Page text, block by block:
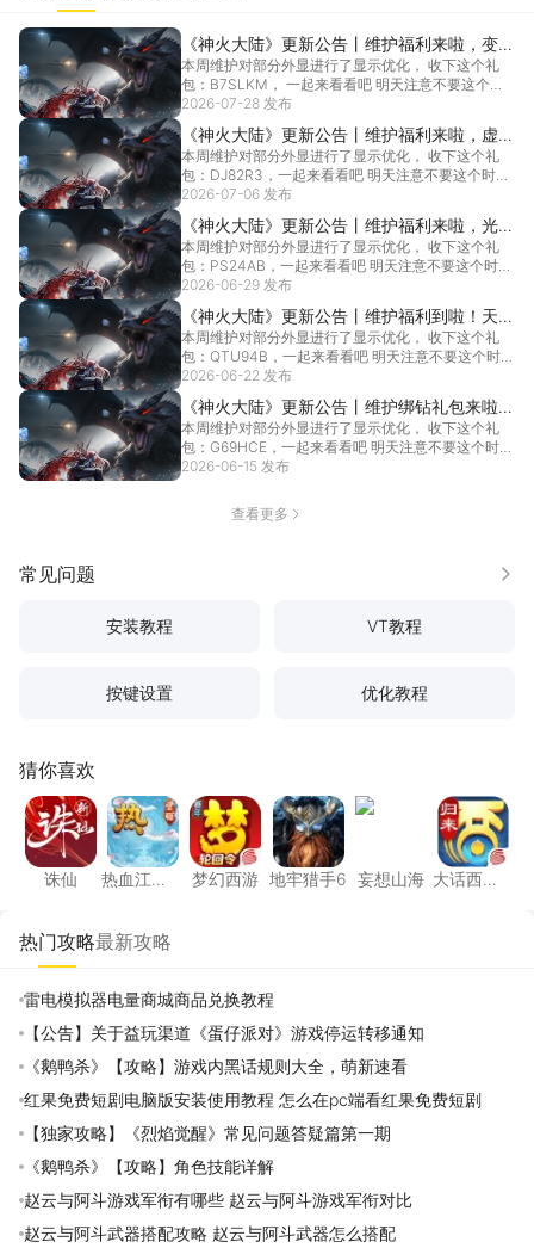
《神火大陆》更新公告丨维护福利来啦，变形
坐骑：山岳兽炫酷返场！聚宝盆，钻石祈愿限
时启动~
本周维护对部分外显进行了显示优化， 收下这个礼
包：B7SLKM， 一起来看看吧 明天注意不要这个时
段... [详情]
2026-07-28 发布
《神火大陆》更新公告丨维护福利来啦，虚空
帝者变形坐骑炫酷返场！聚宝盆，钻石祈愿限
时启动~
本周维护对部分外显进行了显示优化， 收下这个礼
包：DJ82R3，一起来看看吧 明天注意不要这个时段
进... [详情]
2026-07-06 发布
《神火大陆》更新公告丨维护福利来啦，光暗
之叹一念神魔炫酷返场！聚宝盆，钻石祈愿限
时启动~
本周维护对部分外显进行了显示优化， 收下这个礼
包：PS24AB，一起来看看吧 明天注意不要这个时段
进... [详情]
2026-06-29 发布
《神火大陆》更新公告丨维护福利到啦！天神
召唤变形坐骑冰火巨龙破空返场，冰魄羽翼碎
冰来袭~
本周维护对部分外显进行了显示优化， 收下这个礼
包：QTU94B，一起来看看吧 明天注意不要这个时段
进... [详情]
2026-06-22 发布
《神火大陆》更新公告丨维护绑钻礼包来啦~
秘境探宝来袭，变形绕体神机觉醒破空返场！
本周维护对部分外显进行了显示优化， 收下这个礼
包：G69HCE，一起来看看吧 明天注意不要这个时段
进... [详情]
2026-06-15 发布
查看更多
常见问题 更多
安装教程 VT教程
按键设置 优化教程
猜你喜欢
诛仙
诛仙
热血江湖：觉醒
热血江
梦幻西游
梦幻西游
地牢猎手6
地牢猎手6
妄想山海
妄想山海
大话
大话西
热门攻略最新攻略
雷电模拟器电量商城商品兑换教程
【公告】关于益玩渠道《蛋仔派对》游戏停运转移通知
《鹅鸭杀》【攻略】游戏内黑话规则大全，萌新速看
红果免费短剧电脑版安装使用教程 怎么在pc端看红果免费短剧
【独家攻略】《烈焰觉醒》常见问题答疑篇第一期
《鹅鸭杀》【攻略】角色技能详解
赵云与阿斗游戏军衔有哪些 赵云与阿斗游戏军衔对比
赵云与阿斗武器搭配攻略 赵云与阿斗武器怎么搭配